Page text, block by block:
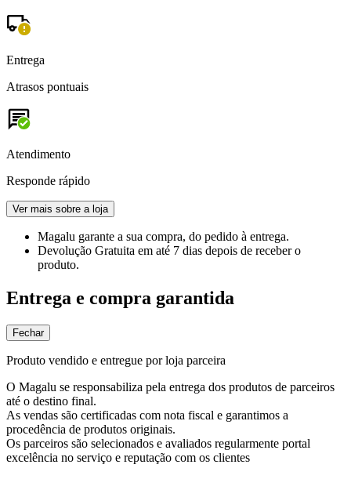
Entrega
Atrasos pontuais
Atendimento
Responde rápido
Ver mais sobre a loja
Magalu garante a sua compra, do pedido à entrega.
Devolução Gratuita em até 7 dias depois de receber o
produto.
Entrega e compra garantida
Fechar
Produto vendido e entregue por loja parceira
O Magalu se responsabiliza pela entrega dos produtos de parceiros
até o destino final.
As vendas são certificadas com nota fiscal e garantimos a
procedência de produtos originais.
Os parceiros são selecionados e avaliados regularmente portal
excelência no serviço e reputação com os clientes